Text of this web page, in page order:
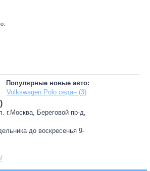
Популярные новые авто:
Volkswagen Polo седан (3)
г.Москва, Береговой пр-д,
до воскресенья 9-